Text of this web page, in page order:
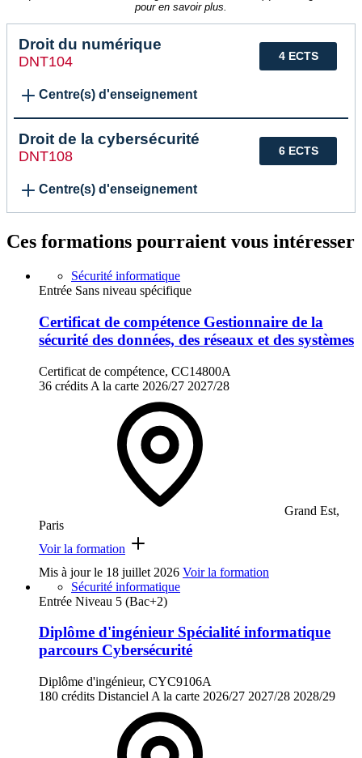
pour en savoir plus.
4 ECTS
Droit du numérique
DNT104
Centre(s) d'enseignement
6 ECTS
Droit de la cybersécurité
DNT108
Centre(s) d'enseignement
Ces formations pourraient vous intéresser
Sécurité informatique
Entrée Sans niveau spécifique
Certificat de compétence Gestionnaire de la
sécurité des données, des réseaux et des systèmes
Certificat de compétence, CC14800A
36 crédits A la carte 2026/27 2027/28
Grand Est,
Paris
Voir la formation
Mis à jour le 18 juillet 2026 Voir la formation
Sécurité informatique
Entrée Niveau 5 (Bac+2)
Diplôme d'ingénieur Spécialité informatique
parcours Cybersécurité
Diplôme d'ingénieur, CYC9106A
180 crédits Distanciel A la carte 2026/27 2027/28 2028/29